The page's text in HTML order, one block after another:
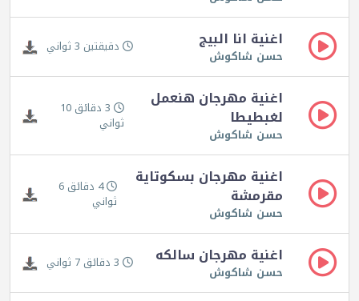
اغنية انا البيج
حسن شاكوش دقيقتين 3 ثواني
اغنية مهرجان هنعمل
لغبطيطا
حسن شاكوش
3 دقائق 10
ثواني
اغنية مهرجان بسكوتاية
مقرمشة
حسن شاكوش
4 دقائق 6
ثواني
اغنية مهرجان سالكه
حسن شاكوش 3 دقائق 7 ثواني